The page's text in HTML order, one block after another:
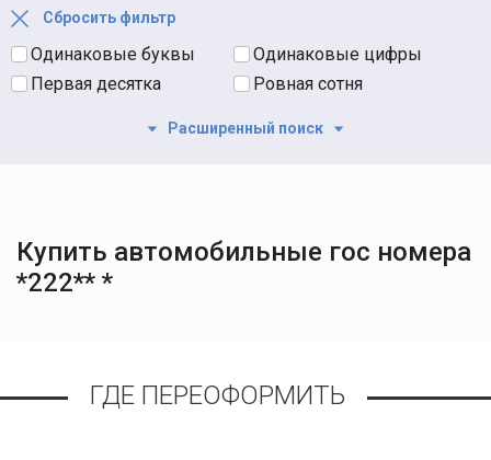
Сбросить фильтр
Одинаковые буквы
Одинаковые цифры
Первая десятка
Ровная сотня
Расширенный поиск
Купить автомобильные гос номера
*222** *
ГДЕ ПЕРЕОФОРМИТЬ